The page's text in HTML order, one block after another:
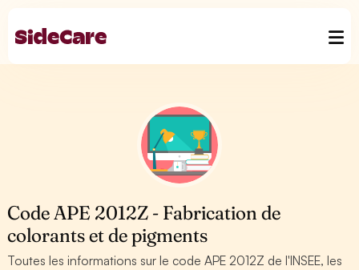
Code APE 2012Z - Fabrication de
colorants et de pigments
Toutes les informations sur le code APE 2012Z de l'INSEE, les